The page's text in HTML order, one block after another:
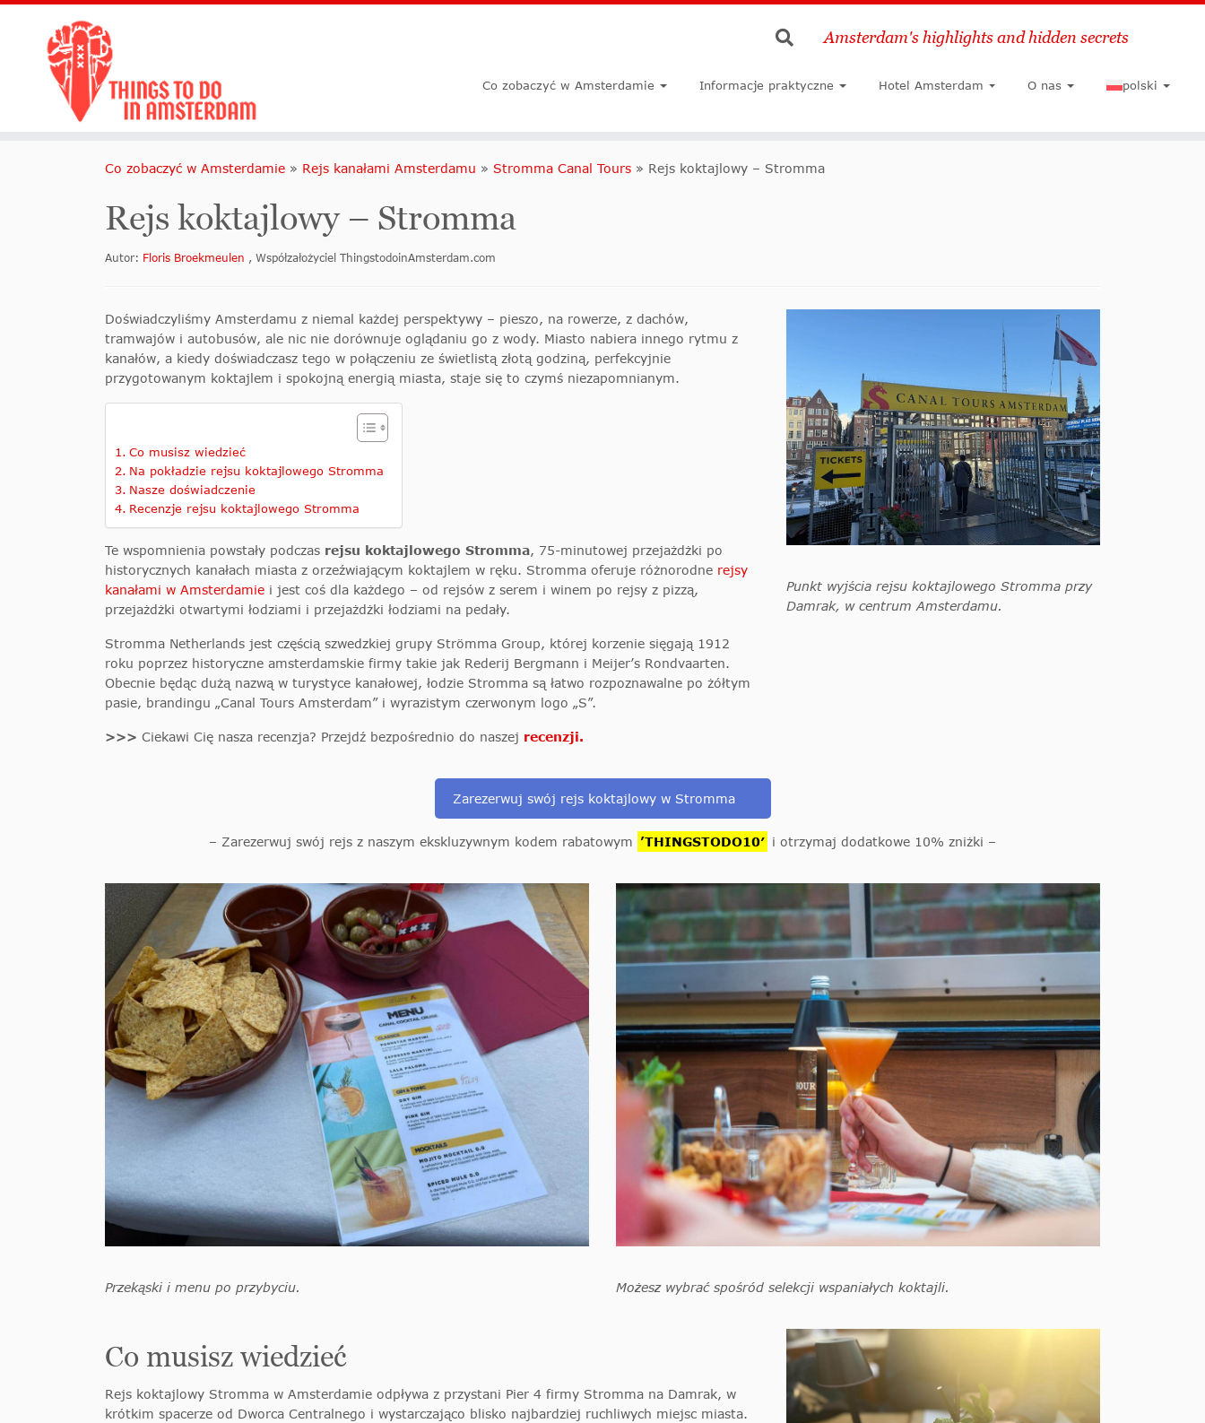
Szukaj
Amsterdam's highlights and hidden secrets
Co zobaczyć w Amsterdamie Informacje praktyczne Hotel Amsterdam O nas polski
Co zobaczyć w Amsterdamie » Rejs kanałami Amsterdamu » Stromma Canal Tours » Rejs koktajlowy – Stromma
Rejs koktajlowy – Stromma
Autor: Floris Broekmeulen , Współzałożyciel ThingstodoinAmsterdam.com
Doświadczyliśmy Amsterdamu z niemal każdej perspektywy – pieszo, na rowerze, z dachów,
tramwajów i autobusów, ale nic nie dorównuje oglądaniu go z wody. Miasto nabiera innego rytmu z
kanałów, a kiedy doświadczasz tego w połączeniu ze świetlistą złotą godziną, perfekcyjnie
przygotowanym koktajlem i spokojną energią miasta, staje się to czymś niezapomnianym.
Co musisz wiedzieć
Na pokładzie rejsu koktajlowego Stromma
Nasze doświadczenie
Recenzje rejsu koktajlowego Stromma
Te wspomnienia powstały podczas rejsu koktajlowego Stromma, 75-minutowej przejażdżki po
historycznych kanałach miasta z orzeźwiającym koktajlem w ręku. Stromma oferuje różnorodne rejsy
kanałami w Amsterdamie i jest coś dla każdego – od rejsów z serem i winem po rejsy z pizzą,
przejażdżki otwartymi łodziami i przejażdżki łodziami na pedały.
Stromma Netherlands jest częścią szwedzkiej grupy Strömma Group, której korzenie sięgają 1912
roku poprzez historyczne amsterdamskie firmy takie jak Rederij Bergmann i Meijer’s Rondvaarten.
Obecnie będąc dużą nazwą w turystyce kanałowej, łodzie Stromma są łatwo rozpoznawalne po żółtym
pasie, brandingu „Canal Tours Amsterdam” i wyrazistym czerwonym logo „S”.
>>> Ciekawi Cię nasza recenzja? Przejdź bezpośrednio do naszej recenzji.
Punkt wyjścia rejsu koktajlowego Stromma przy
Damrak, w centrum Amsterdamu.
Zarezerwuj swój rejs koktajlowy w Stromma
– Zarezerwuj swój rejs z naszym ekskluzywnym kodem rabatowym ’THINGSTODO10′ i otrzymaj dodatkowe 10% zniżki –
Przekąski i menu po przybyciu. Możesz wybrać spośród selekcji wspaniałych koktajli.
Co musisz wiedzieć
Rejs koktajlowy Stromma w Amsterdamie odpływa z przystani Pier 4 firmy Stromma na Damrak, w
krótkim spacerze od Dworca Centralnego i wystarczająco blisko najbardziej ruchliwych miejsc miasta.